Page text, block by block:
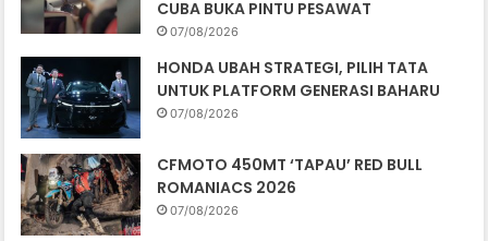
CUBA BUKA PINTU PESAWAT
07/08/2026
HONDA UBAH STRATEGI, PILIH TATA
UNTUK PLATFORM GENERASI BAHARU
07/08/2026
CFMOTO 450MT ‘TAPAU’ RED BULL
ROMANIACS 2026
07/08/2026